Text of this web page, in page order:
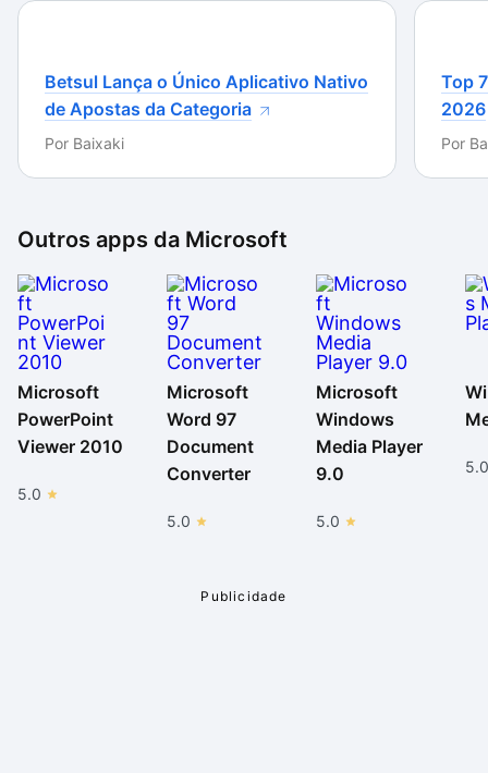
Betsul Lança o Único Aplicativo Nativo
de Apostas da Categoria
Por Baixaki
Top
2026
Por
Outros apps da Microsoft
Microsoft
PowerPoint
Viewer 2010
5.0
Microsoft
Word 97
Document
Converter
5.0
Microsoft
Windows
Media Player
9.0
5.0
5.0